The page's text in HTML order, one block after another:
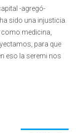
-agregó-
sido una injusticia.
medicina,
para que
eso la seremi nos